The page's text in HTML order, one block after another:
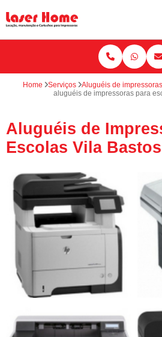
Home Serviços Aluguéis de impressoras
aluguéis de impressoras para
Aluguéis de
Escolas Vila Bastos